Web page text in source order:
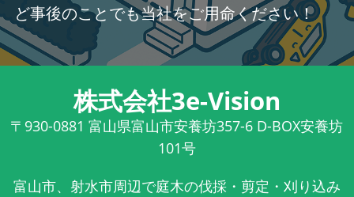
ど事後のことでも当社をご用命ください！
株式会社3e-Vision
〒930-0881 富山県富山市安養坊357-6 D-BOX安養坊
101号
富山市、射水市周辺で庭木の伐採・剪定・刈り込み